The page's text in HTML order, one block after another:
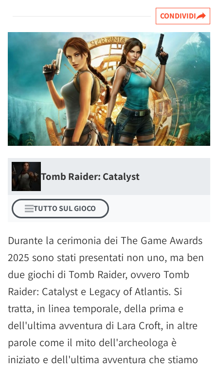
CONDIVIDI
Tomb Raider: Catalyst
TUTTO SUL GIOCO
Durante la cerimonia dei The Game Awards
2025 sono stati presentati non uno, ma ben
due giochi di Tomb Raider, ovvero Tomb
Raider: Catalyst e Legacy of Atlantis. Si
tratta, in linea temporale, della prima e
dell'ultima avventura di Lara Croft, in altre
parole come il mito dell'archeologa è
iniziato e dell'ultima avventura che stiamo